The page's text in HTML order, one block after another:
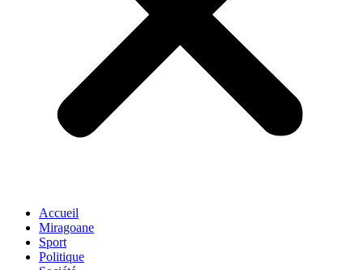
Accueil
Miragoane
Sport
Politique